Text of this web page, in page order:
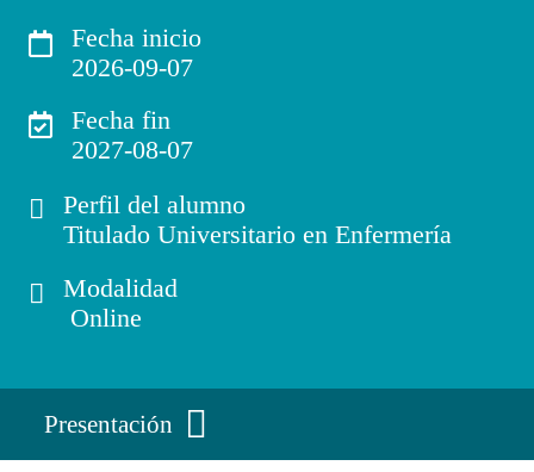
Fecha inicio
2026-09-07
Fecha fin
2027-08-07
Perfil del alumno
Titulado Universitario en Enfermería
Modalidad
Online
Presentación